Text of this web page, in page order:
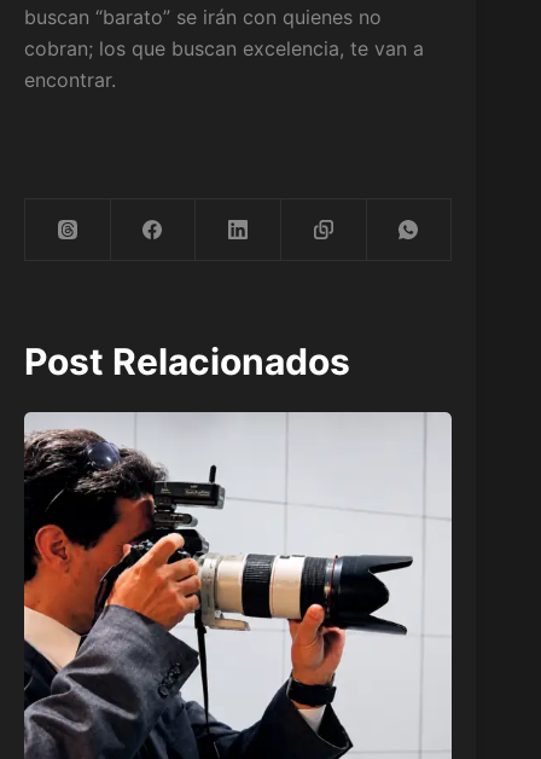
buscan “barato” se irán con quienes no
cobran; los que buscan excelencia, te van a
encontrar.
Post Relacionados